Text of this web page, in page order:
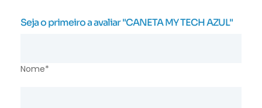
Seja o primeiro a avaliar "CANETA MY TECH AZUL"
Nome*